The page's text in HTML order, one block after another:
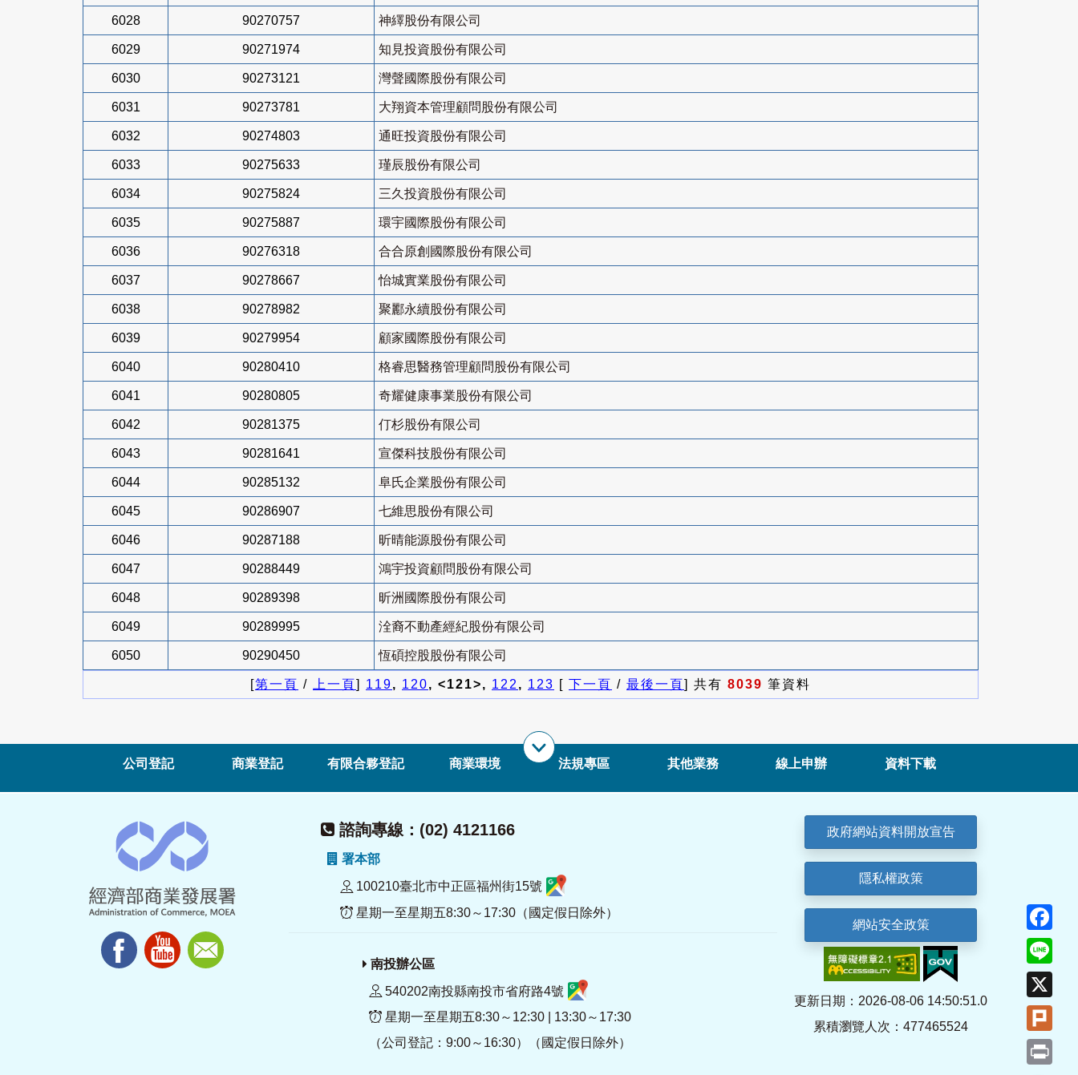
6028 90270757 神繹股份有限公司
6029 90271974 知見投資股份有限公司
6030 90273121 灣聲國際股份有限公司
6031 90273781 大翔資本管理顧問股份有限公司
6032 90274803 通旺投資股份有限公司
6033 90275633 瑾辰股份有限公司
6034 90275824 三久投資股份有限公司
6035 90275887 環宇國際股份有限公司
6036 90276318 合合原創國際股份有限公司
6037 90278667 怡城實業股份有限公司
6038 90278982 聚酈永續股份有限公司
6039 90279954 顧家國際股份有限公司
6040 90280410 格睿思醫務管理顧問股份有限公司
6041 90280805 奇耀健康事業股份有限公司
6042 90281375 仃杉股份有限公司
6043 90281641 宣傑科技股份有限公司
6044 90285132 阜氏企業股份有限公司
6045 90286907 七維思股份有限公司
6046 90287188 昕晴能源股份有限公司
6047 90288449 鴻宇投資顧問股份有限公司
6048 90289398 昕洲國際股份有限公司
6049 90289995 洤裔不動產經紀股份有限公司
6050 90290450 恆碩控股股份有限公司
[第一頁 / 上一頁] 119, 120, <121>, 122, 123 [ 下一頁 / 最後一頁] 共有 8039 筆資料
公司登記 商業登記 有限合夥登記 商業環境 法規專區 其他業務 線上申辦 資料下載
諮詢專線：(02) 4121166
署本部
100210臺北市中正區福州街15號
星期一至星期五8:30～17:30（國定假日除外）
南投辦公區
540202南投縣南投市省府路4號
星期一至星期五8:30～12:30 | 13:30～17:30
（公司登記：9:00～16:30）（國定假日除外）
政府網站資料開放宣告
隱私權政策
網站安全政策
更新日期：2026-08-06 14:50:51.0
累積瀏覽人次：477465524